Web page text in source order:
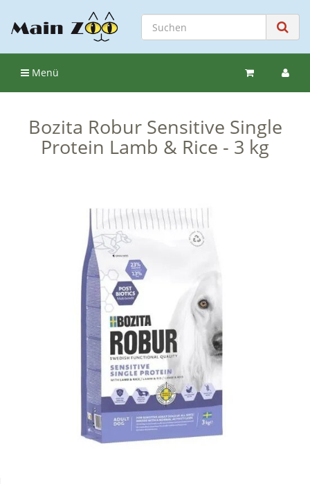
Menü
Bozita Robur Sensitive Single
Protein Lamb & Rice - 3 kg